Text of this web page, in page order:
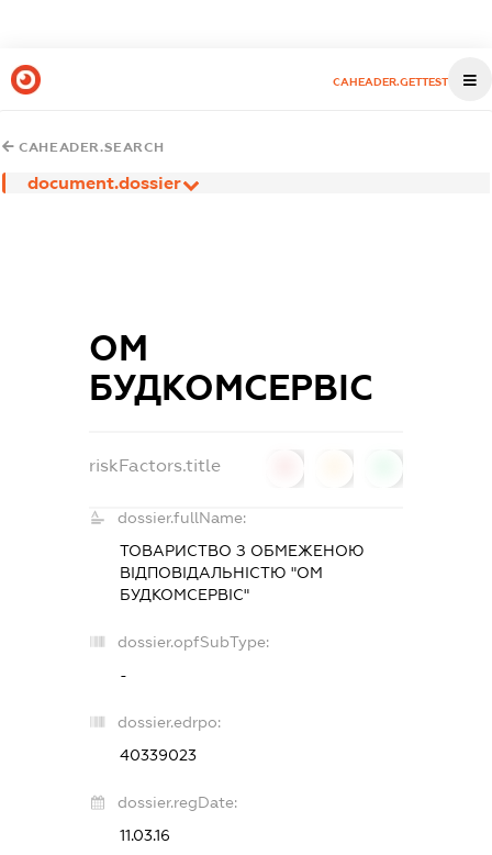
CAHEADER.GETTEST
CAHEADER.SEARCH
document.dossier
ОМ
БУДКОМСЕРВІС
riskFactors.title
dossier.fullName:
ТОВАРИСТВО З ОБМЕЖЕНОЮ
ВІДПОВІДАЛЬНІСТЮ "ОМ
БУДКОМСЕРВІС"
dossier.opfSubType:
-
dossier.edrpo:
40339023
dossier.regDate:
11.03.16